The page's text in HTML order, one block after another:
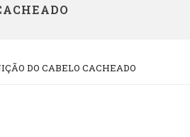
DO CABELO CACHEADO